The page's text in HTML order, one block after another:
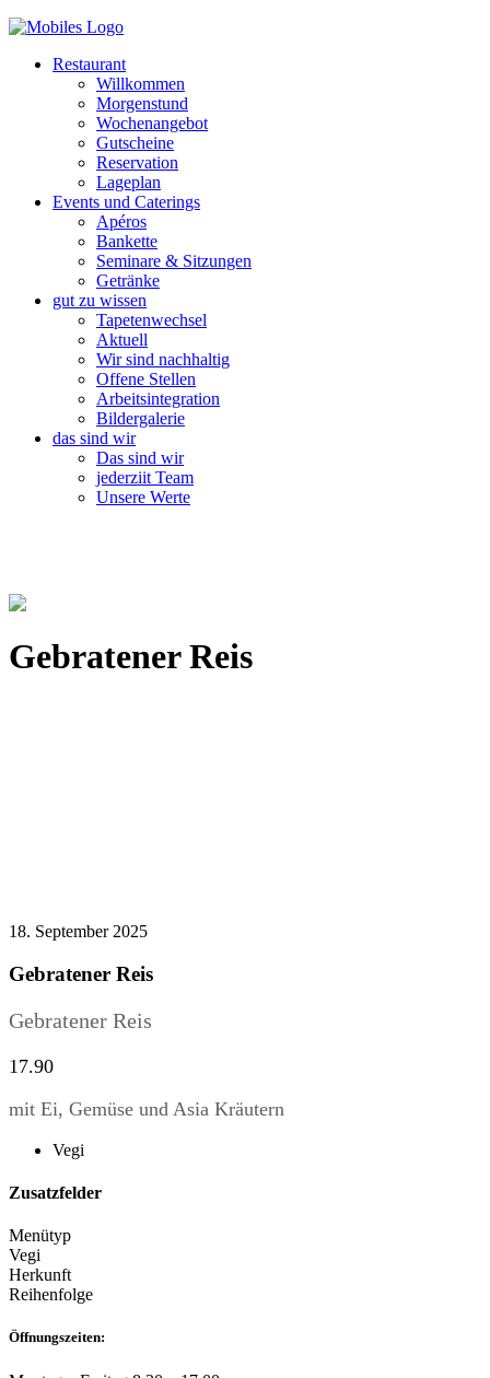
Restaurant
Willkommen
Morgenstund
Wochenangebot
Gutscheine
Reservation
Lageplan
Events und Caterings
Apéros
Bankette
Seminare & Sitzungen
Getränke
gut zu wissen
Tapetenwechsel
Aktuell
Wir sind nachhaltig
Offene Stellen
Arbeitsintegration
Bildergalerie
das sind wir
Das sind wir
jederziit Team
Unsere Werte
Gebratener Reis
18. September 2025
Gebratener Reis
Gebratener Reis
17.90
mit Ei, Gemüse und Asia Kräutern
Vegi
Zusatzfelder
Menütyp
Vegi
Herkunft
Reihenfolge
Öffnungszeiten: